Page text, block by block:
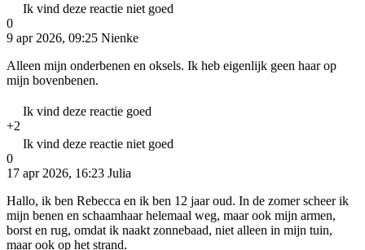
Ik vind deze reactie niet goed
0
9 apr 2026, 09:25 Nienke
Alleen mijn onderbenen en oksels. Ik heb eigenlijk geen haar op
mijn bovenbenen.
Ik vind deze reactie goed
+2
Ik vind deze reactie niet goed
0
17 apr 2026, 16:23 Julia
Hallo, ik ben Rebecca en ik ben 12 jaar oud. In de zomer scheer ik
mijn benen en schaamhaar helemaal weg, maar ook mijn armen,
borst en rug, omdat ik naakt zonnebaad, niet alleen in mijn tuin,
maar ook op het strand.